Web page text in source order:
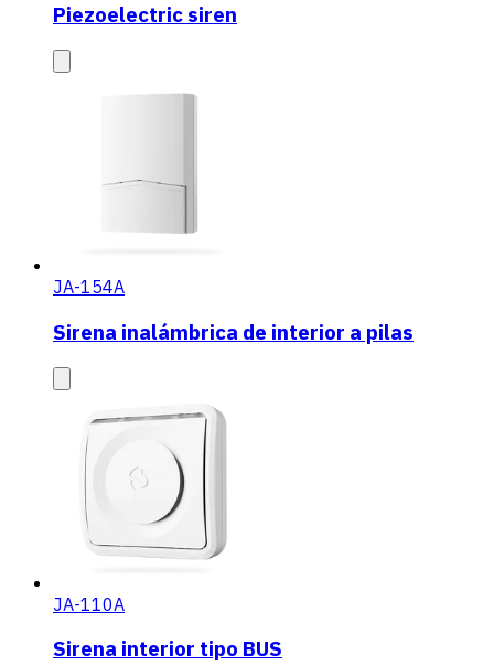
Piezoelectric siren
JA-154A
Sirena inalámbrica de interior a pilas
JA-110A
Sirena interior tipo BUS